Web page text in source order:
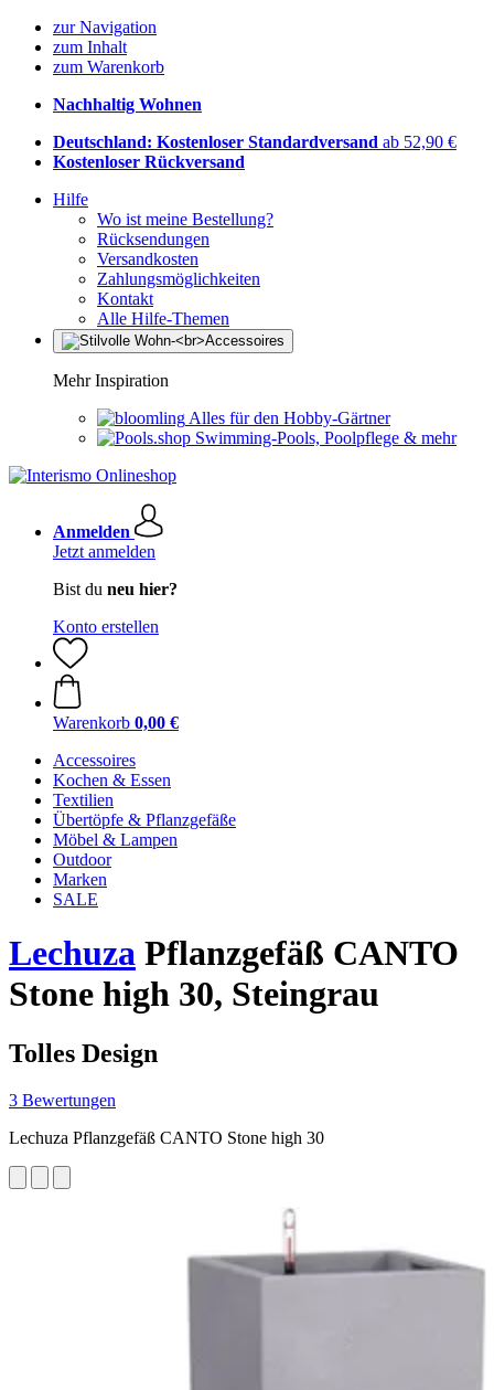
zur Navigation
zum Inhalt
zum Warenkorb
Nachhaltig Wohnen
Deutschland: Kostenloser Standardversand ab 52,90 €
Kostenloser Rückversand
Hilfe
Wo ist meine Bestellung?
Rücksendungen
Versandkosten
Zahlungsmöglichkeiten
Kontakt
Alle Hilfe-Themen
Mehr Inspiration
Alles für den Hobby-Gärtner
Swimming-Pools, Poolpflege & mehr
Anmelden
Jetzt anmelden
Bist du neu hier?
Konto erstellen
Warenkorb 0,00 €
Accessoires
Kochen & Essen
Textilien
Übertöpfe & Pflanzgefäße
Möbel & Lampen
Outdoor
Marken
SALE
Lechuza Pflanzgefäß CANTO
Stone high 30, Steingrau
Tolles Design
3 Bewertungen
Lechuza Pflanzgefäß CANTO Stone high 30